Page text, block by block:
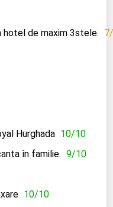
de maxim 3stele.
Hurghada 10/10
în familie. 9/10
10/10